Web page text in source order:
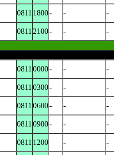
0811 1800- - -
0811 2100- -
-
0811 0000- - -
0811 0300- - -
0811 0600- - -
0811 0900- - -
0811 1200 - -